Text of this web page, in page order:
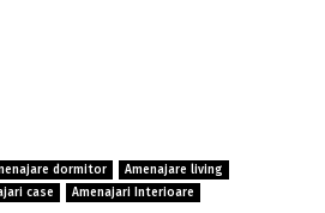
dormitor
Amenajare living
case Amenajari Interioare